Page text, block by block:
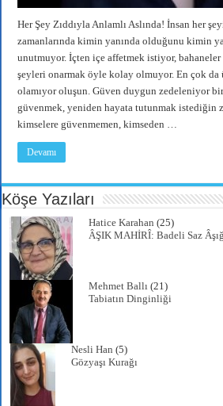
Her Şey Zıddıyla Anlamlı Aslında! İnsan her
zamanlarında kimin yanında olduğunu kimin
unutmuyor. İçten içe affetmek istiyor,
şeyleri onarmak öyle kolay olmuyor. En çok
olamıyor oluşun. Güven duygun zedeleniyor
güvenmek, yeniden hayata tutunmak istediğin
kimselere güvenmemen, kimseden …
Devamı
Köşe Yazıları
Hatice Karahan (25)
ÂŞIK MAHİRÎ: Badeli Saz
Mehmet Ballı (21)
Tabiatın Dinginliği
Nesli Han (5)
Gözyaşı Kurağı